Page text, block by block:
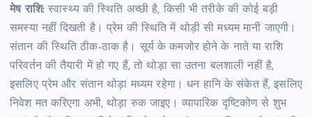
मेष राशि:स्वास्थ्य की स्थिति अच्छी है, किसी भी तरीके की कोई बड़ी
समस्या नहीं दिखती है। प्रेम की स्थिति में थोड़ी सी मध्यम मानी जाएगी।
संतान की स्थिति ठीक-ठाक है। सूर्य के कमजोर होने के नाते या राशि
परिवर्तन की तैयारी में हो गए हैं, तो थोड़ा सा उतना बलशाली नहीं है,
इसलिए प्रेम और संतान थोड़ा मध्यम रहेगा। धन हानि के संकेत हैं, इसलिए
निवेश मत करिएगा अभी, थोड़ा रुक जाइए। व्यापारिक दृष्टिकोण से शुभ